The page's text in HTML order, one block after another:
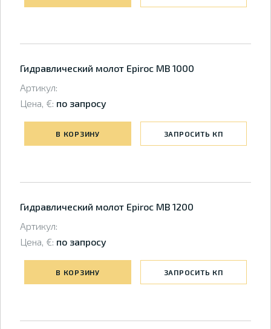
Гидравлический молот Epiroc MB 1000
Артикул:
Цена, €: по запросу
В КОРЗИНУ ЗАПРОСИТЬ КП
Гидравлический молот Epiroc MB 1200
Артикул:
Цена, €: по запросу
В КОРЗИНУ ЗАПРОСИТЬ КП